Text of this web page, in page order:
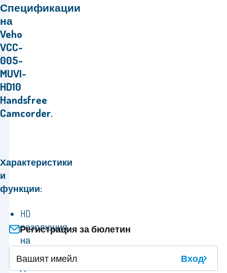
Спецификации
на
Veho
VCC-
005-
MUVI-
HD10
Handsfree
Camcorder.
Характеристики
и
функции:
HD
резолюция
на
видеоизображението
Регистрация за бюлетин
Вход